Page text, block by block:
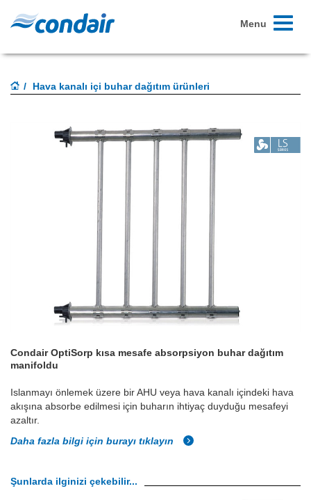
Toggle
Menu
Hava kanalı içi buhar dağıtım ürünleri
Condair OptiSorp kısa mesafe absorpsiyon buhar dağıtım
manifoldu
Islanmayı önlemek üzere bir AHU veya hava kanalı içindeki hava
akışına absorbe edilmesi için buharın ihtiyaç duyduğu mesafeyi
azaltır.
Daha fazla bilgi için burayı tıklayın
Şunlarda ilginizi çekebilir...